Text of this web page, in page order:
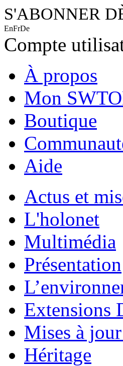
S'ABONNER
EnFrDe
Compte
À propos
Mon
Boutique
Aide
Actus et
L'holonet
Multimédia
Présentation
Extensions
Mises à
Héritage